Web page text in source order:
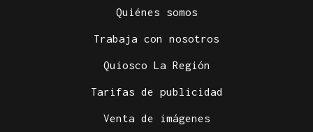
Quiénes somos
Trabaja con nosotros
Quiosco La Región
Tarifas de publicidad
Venta de imágenes